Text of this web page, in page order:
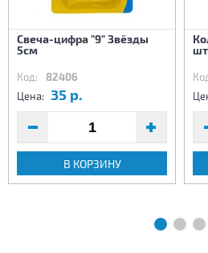
Свеча-цифра "9" Звёзды
5см
Код: 82406
Цена: 35 р.
В КОРЗИНУ
шт